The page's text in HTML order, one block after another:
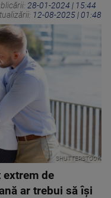
28-01-2024 | 15:44
12-08-2025 | 01:48
SHUTTERSTOCK
de
ar trebui să își